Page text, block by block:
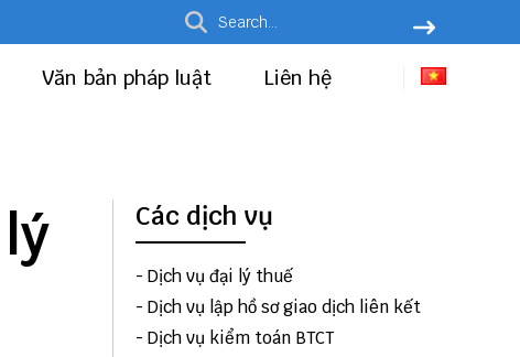
Văn bản pháp luật Liên hệ
Các dịch vụ
- Dịch vụ đại lý thuế
- Dịch vụ lập hồ sơ giao dịch liên kết
- Dịch vụ kiểm toán BTCT